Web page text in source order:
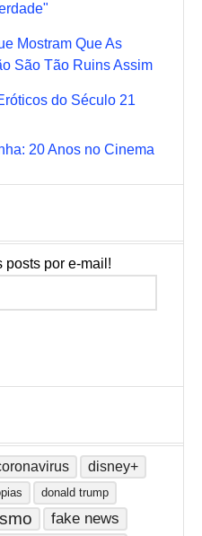
Mostram Que As
São Tão Ruins Assim
do Século 21
20 Anos no Cinema
posts por e-mail!
disney+
donald trump
fake news